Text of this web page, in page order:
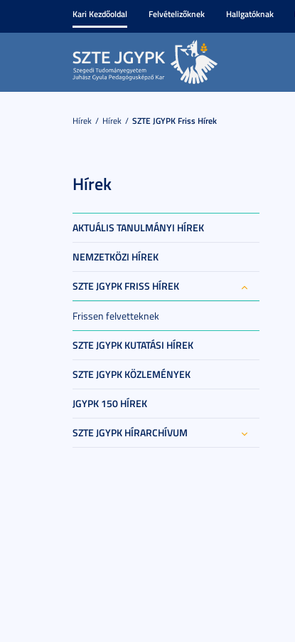
Kari Kezdőoldal Felvételizőknek Hallgatóknak
Hírek Hírek SZTE JGYPK Friss Hírek
Hírek
AKTUÁLIS TANULMÁNYI HÍREK
NEMZETKÖZI HÍREK
SZTE JGYPK FRISS HÍREK
Frissen felvetteknek
SZTE JGYPK KUTATÁSI HÍREK
SZTE JGYPK KÖZLEMÉNYEK
JGYPK 150 HÍREK
SZTE JGYPK HÍRARCHÍVUM